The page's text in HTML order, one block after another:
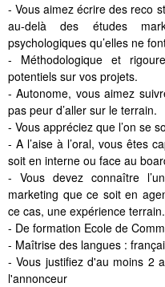
- Vous aimez écrire des reco
au-delà des études
psychologiques qu’elles ne
- Méthodologique et
potentiels sur vos projets.
- Autonome, vous aimez
pas peur d’aller sur le terrain.
- Vous appréciez que l’on se
- A l’aise à l’oral, vous êtes
soit en interne ou face au
- Vous devez connaître
marketing que ce soit en
ce cas, une expérience terrain.
- De formation Ecole de
- Maîtrise des langues :
- Vous justifiez d'au moins 2
l'annonceur